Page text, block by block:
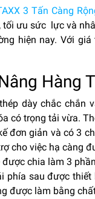
3 Tấn Càng
tối ưu sức lực và
hiện nay. Với
Hàng
dày chắc chắn
có trọng tải vừa.
đơn giản và có 3
cho việc hạ càng
chia làm 3
phía sau được
được làm bằng